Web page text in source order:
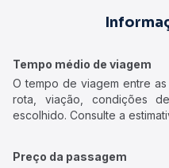
Tempo médio de viagem
O tempo de viagem entre
rota, viação, condições
escolhido. Consulte a
Preço da passagem